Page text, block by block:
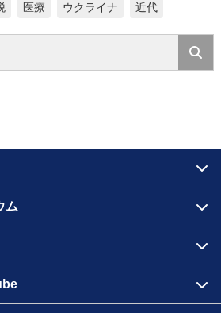
医療 ウクライナ 近代
ム